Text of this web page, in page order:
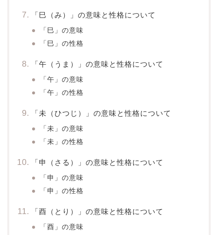
「巳（み）」の意味と性格について
「巳」の意味
「巳」の性格
「午（うま）」の意味と性格について
「午」の意味
「午」の性格
「未（ひつじ）」の意味と性格について
「未」の意味
「未」の性格
「申（さる）」の意味と性格について
「申」の意味
「申」の性格
「酉（とり）」の意味と性格について
「酉」の意味